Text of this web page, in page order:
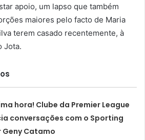
apoio, um lapso que também
maiores pelo facto de Maria
terem casado recentemente, à
Jota.
hora! Clube da Premier League
conversações com o Sporting
Geny Catamo